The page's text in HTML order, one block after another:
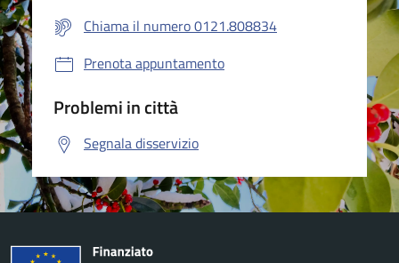
Chiama il numero 0121.808834
Prenota appuntamento
Problemi in città
Segnala disservizio